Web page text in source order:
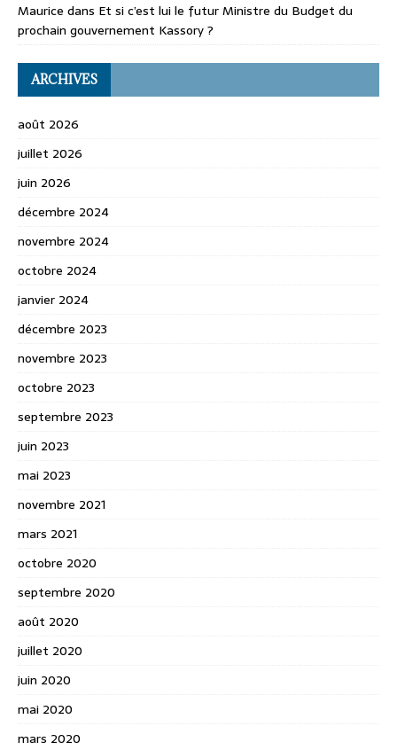
Maurice dans Et si c’est lui le futur Ministre du Budget du
prochain gouvernement Kassory ?
ARCHIVES
août 2026
juillet 2026
juin 2026
décembre 2024
novembre 2024
octobre 2024
janvier 2024
décembre 2023
novembre 2023
octobre 2023
septembre 2023
juin 2023
mai 2023
novembre 2021
mars 2021
octobre 2020
septembre 2020
août 2020
juillet 2020
juin 2020
mai 2020
mars 2020